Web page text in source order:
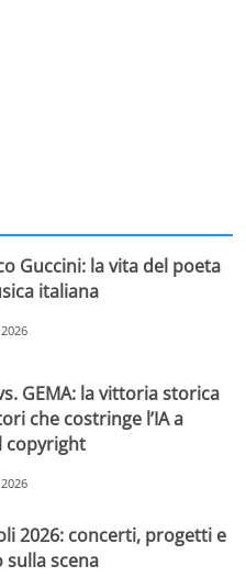
Guccini: la vita del poeta
italiana
GEMA: la vittoria storica
che costringe l’IA a
copyright
2026: concerti, progetti e
scena